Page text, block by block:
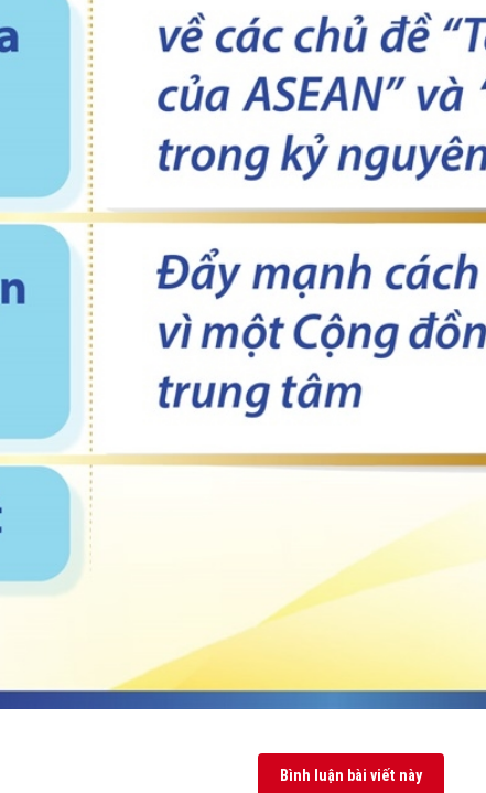
Bình luận bài viết này